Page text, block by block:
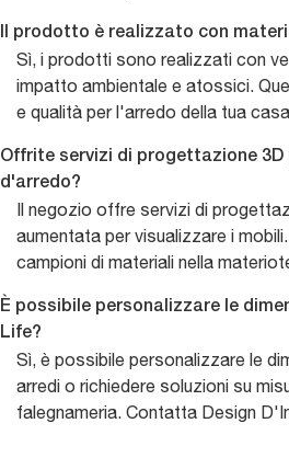
Il prodotto è realizzato con
Sì, i prodotti sono realizzati con
impatto ambientale e atossici.
e qualità per l'arredo della tua
Offrite servizi di progettazione 3D
d'arredo?
Il negozio offre servizi di
aumentata per visualizzare i
campioni di materiali nella
È possibile personalizzare le
Life?
Sì, è possibile personalizzare le
arredi o richiedere soluzioni su
falegnameria. Contatta Design